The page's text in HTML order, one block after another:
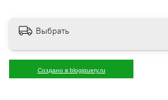
Выбрать
Создано в blogjquery.ru